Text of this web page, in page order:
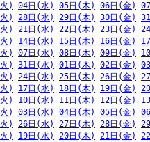
) 04日(水) 05日(木) 06日(金)
) 28日(水) 29日(木) 30日(金)
) 21日(水) 22日(木) 23日(金)
) 14日(水) 15日(木) 16日(金)
) 07日(水) 08日(木) 09日(金)
) 31日(水) 01日(木) 02日(金)
) 24日(水) 25日(木) 26日(金)
) 17日(水) 18日(木) 19日(金)
) 10日(水) 11日(木) 12日(金)
) 03日(水) 04日(木) 05日(金)
) 26日(水) 27日(木) 28日(金)
) 19日(水) 20日(木) 21日(金)